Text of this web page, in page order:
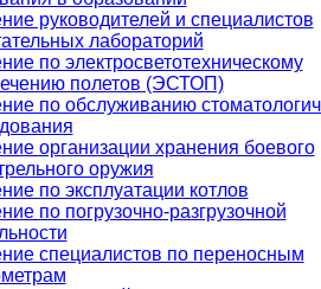
руководителей и специалистов
лабораторий
по электросветотехническому
полетов (ЭСТОП)
по обслуживанию
организации хранения боевого
оружия
по эксплуатации котлов
по погрузочно-разгрузочной
специалистов по переносным